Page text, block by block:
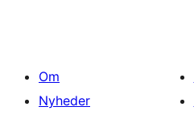
Om
Nyheder